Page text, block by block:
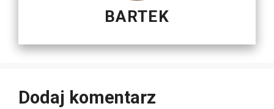
BARTEK
Dodaj komentarz